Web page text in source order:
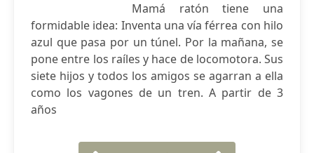
Mamá ratón tiene una
formidable idea: Inventa una vía férrea con hilo
azul que pasa por un túnel. Por la mañana, se
pone entre los raíles y hace de locomotora. Sus
siete hijos y todos los amigos se agarran a ella
como los vagones de un tren. A partir de 3
años